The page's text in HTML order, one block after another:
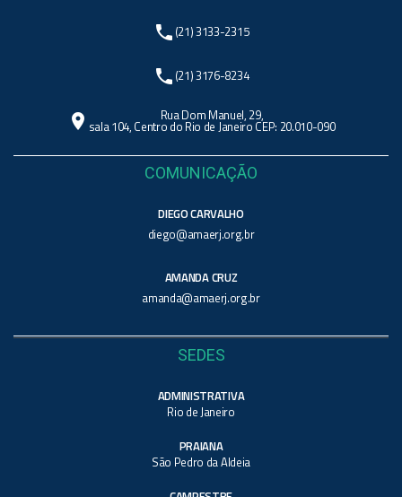
phone (21) 3133-2315
phone (21) 3176-8234
location_on Rua Dom Manuel, 29,
sala 104, Centro do Rio de Janeiro CEP: 20.010-090
COMUNICAÇÃO
DIEGO CARVALHO
diego@amaerj.org.br
AMANDA CRUZ
amanda@amaerj.org.br
SEDES
ADMINISTRATIVA
Rio de Janeiro
PRAIANA
São Pedro da Aldeia